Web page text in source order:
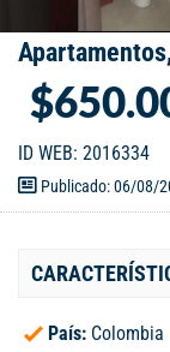
ID WEB: 2016334
Publicado: 06/08/
País: Colombia